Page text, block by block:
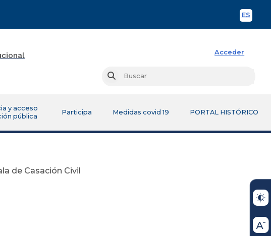
ES
Acceder
Buscar
y acceso
pública
Participa Medidas covid 19 PORTAL HISTÓRICO
de Casación Civil